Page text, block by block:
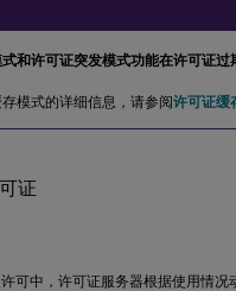
和许可证突发模式功能在许可证过
模式的详细信息，请参阅许可证缓
证
可中，许可证服务器根据使用情况